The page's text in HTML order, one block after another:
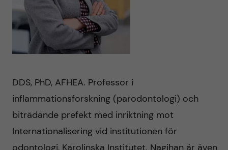
DDS, PhD, AFHEA. Professor i
inflammationsforskning (parodontologi) och
biträdande prefekt med inriktning mot
Internationalisering vid institutionen för